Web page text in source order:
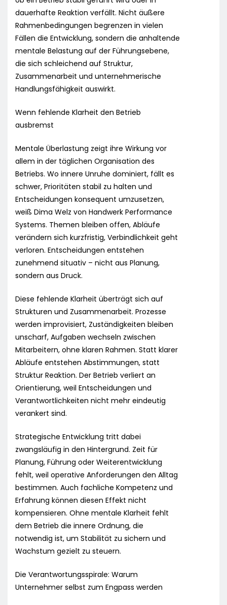
dauerhafte Reaktion verfällt. Nicht äußere
Rahmenbedingungen begrenzen in vielen
Fällen die Entwicklung, sondern die anhaltende
mentale Belastung auf der Führungsebene,
die sich schleichend auf Struktur,
Zusammenarbeit und unternehmerische
Handlungsfähigkeit auswirkt.
Wenn fehlende Klarheit den Betrieb
ausbremst
Mentale Überlastung zeigt ihre Wirkung vor
allem in der täglichen Organisation des
Betriebs. Wo innere Unruhe dominiert, fällt es
schwer, Prioritäten stabil zu halten und
Entscheidungen konsequent umzusetzen,
weiß Dima Welz von Handwerk Performance
Systems. Themen bleiben offen, Abläufe
verändern sich kurzfristig, Verbindlichkeit geht
verloren. Entscheidungen entstehen
zunehmend situativ – nicht aus Planung,
sondern aus Druck.
Diese fehlende Klarheit überträgt sich auf
Strukturen und Zusammenarbeit. Prozesse
werden improvisiert, Zuständigkeiten bleiben
unscharf, Aufgaben wechseln zwischen
Mitarbeitern, ohne klaren Rahmen. Statt klarer
Abläufe entstehen Abstimmungen, statt
Struktur Reaktion. Der Betrieb verliert an
Orientierung, weil Entscheidungen und
Verantwortlichkeiten nicht mehr eindeutig
verankert sind.
Strategische Entwicklung tritt dabei
zwangsläufig in den Hintergrund. Zeit für
Planung, Führung oder Weiterentwicklung
fehlt, weil operative Anforderungen den Alltag
bestimmen. Auch fachliche Kompetenz und
Erfahrung können diesen Effekt nicht
kompensieren. Ohne mentale Klarheit fehlt
dem Betrieb die innere Ordnung, die
notwendig ist, um Stabilität zu sichern und
Wachstum gezielt zu steuern.
Die Verantwortungsspirale: Warum
Unternehmer selbst zum Engpass werden